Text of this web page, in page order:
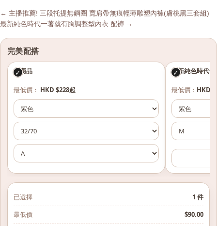
← 主播推薦! 三段托提無鋼圈 寬肩帶無痕輕薄雕塑內褲(膚桃黑三套組)
最新純色時代一著就有胸調整型內衣 配褲 →
完美配搭
✓
本商品
最低價： HKD $228起
✓
最新純色時代
最低價： HKD
已選擇 1 件
最低價
$90.00